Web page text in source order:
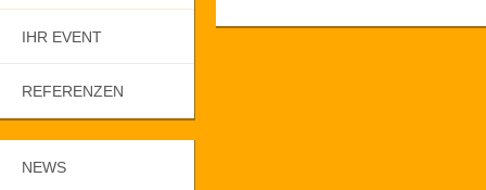
IHR EVENT
REFERENZEN
NEWS